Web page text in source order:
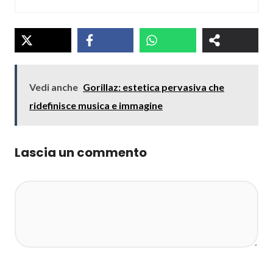
Vedi anche Gorillaz: estetica pervasiva che
ridefinisce musica e immagine
Lascia un commento